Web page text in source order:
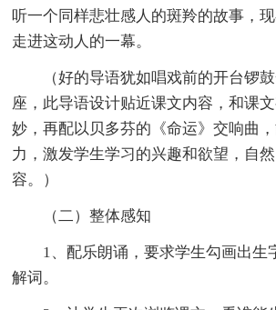
听一个同样悲壮感人的斑羚的故事，
走进这动人的一幕。
（好的导语犹如唱戏前的开台锣鼓
座，此导语设计贴近课文内容，和课
妙，再配以贝多芬的《命运》交响曲
力，激发学生学习的兴趣和欲望，自
容。）
（二）整体感知
1、配乐朗诵，要求学生勾画出生
解词。